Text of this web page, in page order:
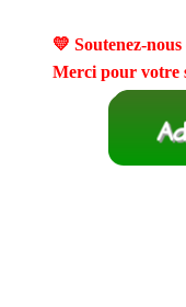
💛 Soutenez-
Merci pour votre